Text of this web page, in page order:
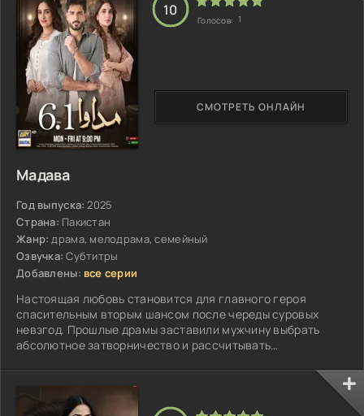
Мадава
Год выпуска: 2025
Страна: Пакистан
Жанр: драма, мелодрама, семейный
Озвучка: Субтитры
Добавлены: все серии
Настоящая любовь становится для главного героя
спасительным вторым шансом после череды суровых
невзгод. Прошлые драмы заставили мужчину выбрать
абсолютное затворничество и рассчитывать
заблокировав эмоции...
СМОТРЕТЬ ОНЛАЙН
10
Голосов: 1